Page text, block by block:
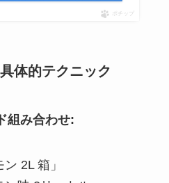
ポチップ
体的テクニック
組み合わせ:
2L 箱」